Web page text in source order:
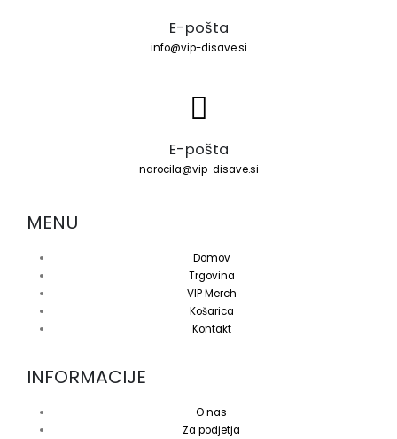
E-pošta
info@vip-disave.si
E-pošta
narocila@vip-disave.si
MENU
Domov
Trgovina
VIP Merch
Košarica
Kontakt
INFORMACIJE
O nas
Za podjetja